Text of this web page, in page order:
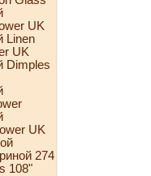
UK
Linen
UK
Dimples
UK
274
108"